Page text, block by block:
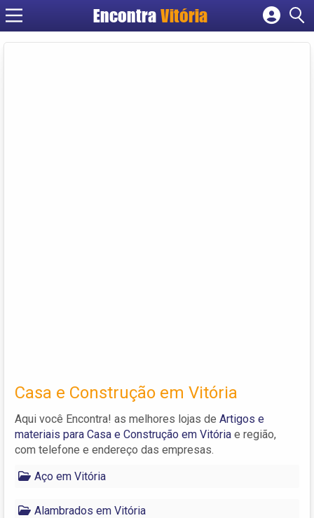
Encontra Vitória
Cadastrar empresa
Casa e Construção em Vitória
Aqui você Encontra! as melhores lojas de Artigos e
materiais para Casa e Construção em Vitória e região,
com telefone e endereço das empresas.
Aço em Vitória
Alambrados em Vitória